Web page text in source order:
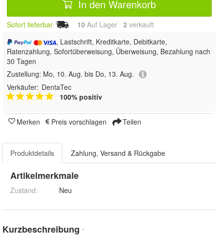
In den Warenkorb
Sofort lieferbar 10 Auf Lager 2 verkauft
, Lastschrift, Kreditkarte, Debitkarte,
Ratenzahlung, Sofortüberweisung, Überweisung, Bezahlung nach
30 Tagen
Zustellung: Mo, 10. Aug. bis Do, 13. Aug.
Verkäufer: DentaTec
100% positiv
Merken Preis vorschlagen Teilen
Produktdetails Zahlung, Versand & Rückgabe
Artikelmerkmale
Zustand: Neu
Kurzbeschreibung *